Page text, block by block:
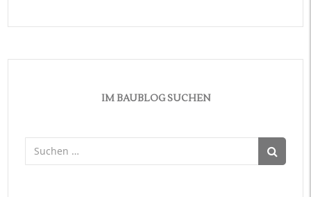
IM BAUBLOG SUCHEN
Suchen
nach: